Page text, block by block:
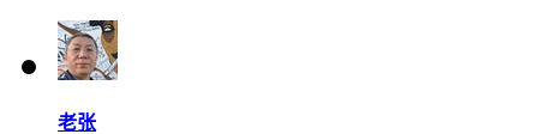
老张